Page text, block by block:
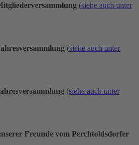
(siehe auch unter
(siehe auch unter
(siehe auch unter
Freunde vom Perchtoldsdorfer